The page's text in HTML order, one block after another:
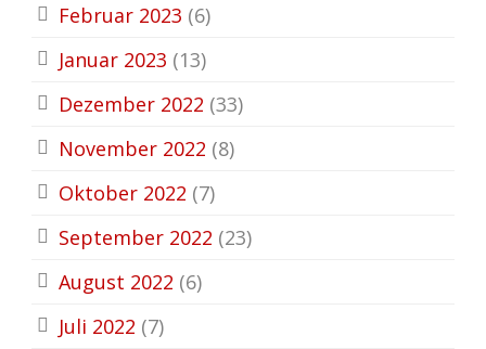
Februar 2023 (6)
Januar 2023 (13)
Dezember 2022 (33)
November 2022 (8)
Oktober 2022 (7)
September 2022 (23)
August 2022 (6)
Juli 2022 (7)